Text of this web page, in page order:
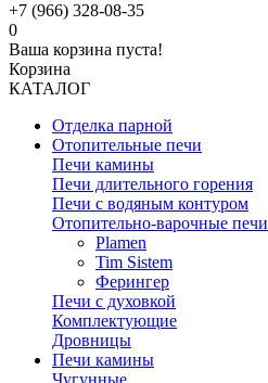
+7 (966) 328-08-35
0
Ваша корзина пуста!
Корзина
КАТАЛОГ
Отделка парной
Отопительные печи
Печи камины
Печи длительного горения
Печи с водяным контуром
Отопительно-варочные печи
Plamen
Tim Sistem
Ферингер
Печи с духовкой
Комплектующие
Дровницы
Печи камины
Чугунные